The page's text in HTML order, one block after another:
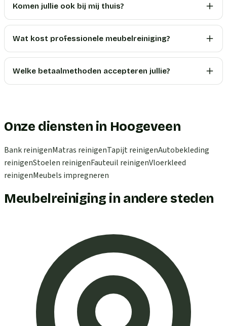
Komen jullie ook bij mij thuis?
Wat kost professionele meubelreiniging?
Welke betaalmethoden accepteren jullie?
Onze diensten in Hoogeveen
Bank reinigenMatras reinigenTapijt reinigenAutobekleding
reinigenStoelen reinigenFauteuil reinigenVloerkleed
reinigenMeubels impregneren
Meubelreiniging in andere steden